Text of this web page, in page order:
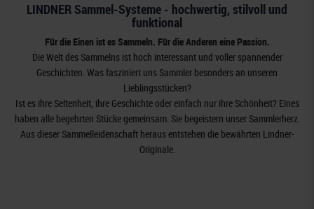
LINDNER Sammel-Systeme - hochwertig, stilvoll und
funktional
Für die Einen ist es Sammeln. Für die Anderen eine Passion.
Die Welt des Sammelns ist hoch interessant und voller spannender
Geschichten. Was fasziniert uns Sammler besonders an unseren
Lieblingsstücken?
Ist es ihre Seltenheit, ihre Geschichte oder einfach nur ihre Schönheit? Eines
haben alle begehrten Stücke gemeinsam. Sie begeistern unser Sammlerherz.
Aus dieser Sammelleidenschaft heraus entstehen die bewährten Lindner-
Originale.